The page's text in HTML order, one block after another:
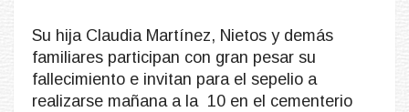
Su hija Claudia Martínez, Nietos y demás
familiares participan con gran pesar su
fallecimiento e invitan para el sepelio a
realizarse mañana a la 10 en el cementerio